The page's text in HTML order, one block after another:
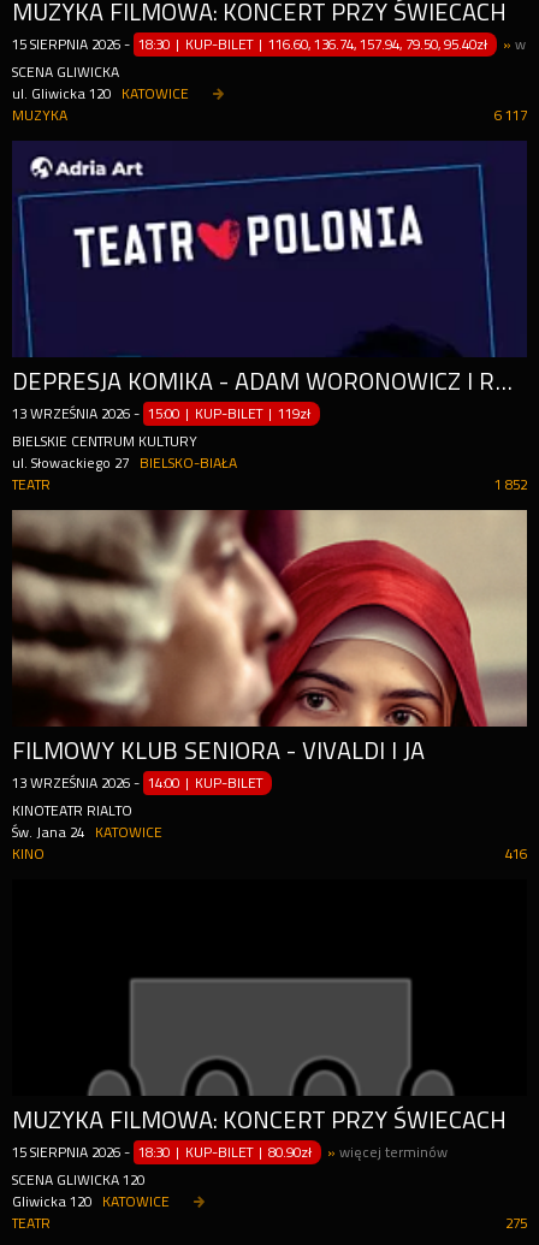
MUZYKA FILMOWA: KONCERT PRZY ŚWIECACH
15 SIERPNIA 2026 - 18:30 | KUP-BILET |116.60, 136.74, 157.94, 79.50, 95.40zł »
SCENA GLIWICKA
ul. Gliwicka 120
KATOWICE
6 117
MUZYKA
DEPRESJA KOMIKA - ADAM WORONOWICZ I RAFAŁ RUTKOWSKI
13 WRZEŚNIA 2026 - 15:00 | KUP-BILET |119zł
BIELSKIE CENTRUM KULTURY
ul. Słowackiego 27
BIELSKO-BIAŁA
1 852
TEATR
FILMOWY KLUB SENIORA - VIVALDI I JA
13 WRZEŚNIA 2026 - 14:00 | KUP-BILET
KINOTEATR RIALTO
Św. Jana 24
KATOWICE
416
KINO
MUZYKA FILMOWA: KONCERT PRZY ŚWIECACH
15 SIERPNIA 2026 - 18:30 | KUP-BILET |80.90zł »więcej terminów
SCENA GLIWICKA 120
Gliwicka 120
KATOWICE
275
TEATR